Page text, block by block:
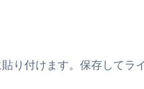
付けます。保存してライ